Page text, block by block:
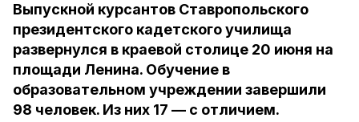
Выпускной курсантов Ставропольского
президентского кадетского училища
развернулся в краевой столице 20 июня на
площади Ленина. Обучение в
образовательном учреждении завершили
98 человек. Из них 17 — с отличием.